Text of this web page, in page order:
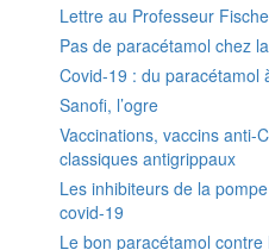
Lettre au Professeur
Pas de paracétamol chez
Covid-19 : du paracétamol
Sanofi, l’ogre
Vaccinations, vaccins anti-
classiques antigrippaux
Les inhibiteurs de la
covid-19
Le bon paracétamol contre